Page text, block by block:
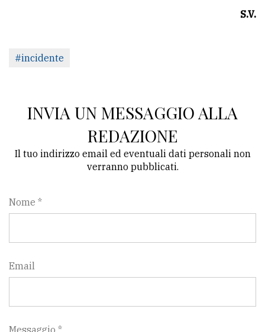
S.V.
#incidente
INVIA UN MESSAGGIO ALLA
REDAZIONE
Il tuo indirizzo email ed eventuali dati personali non
verranno pubblicati.
Nome *
Email
Messaggio *